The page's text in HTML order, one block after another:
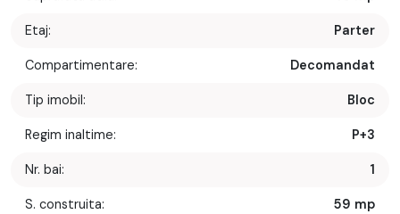
Etaj: Parter
Compartimentare: Decomandat
Tip imobil: Bloc
Regim inaltime: P+3
Nr. bai: 1
S. construita: 59 mp